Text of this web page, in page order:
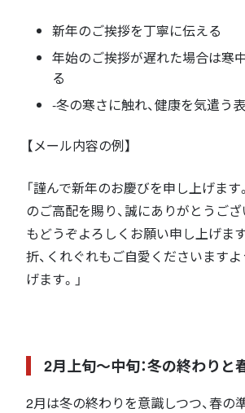
新年のご挨拶を丁寧に伝える
年始のご挨拶が遅れた場合は寒
る
-冬の寒さに触れ、健康を気遣う
【メール内容の例】
「謹んで新年のお慶びを申し上げま
のご高配を賜り、誠にありがとうご
もどうぞよろしくお願い申し上げま
折、くれぐれもご自愛くださいます
げます。」
2月上旬〜中旬：冬の終わりと
2月は冬の終わりを意識しつつ、春の